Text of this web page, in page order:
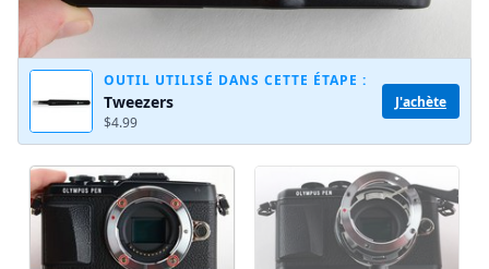
OUTIL UTILISÉ DANS CETTE ÉTAPE :
Tweezers
$4.99
J'achète